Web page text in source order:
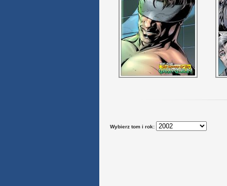
Wybierz tom i rok: